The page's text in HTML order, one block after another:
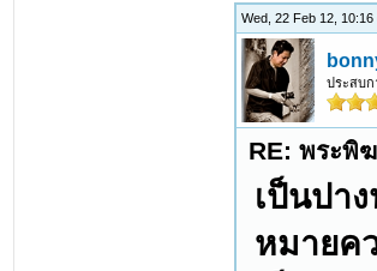
Wed, 22 Feb 12, 10:16
ประสบ
RE: พระพิ
เป็นปา
หมายค